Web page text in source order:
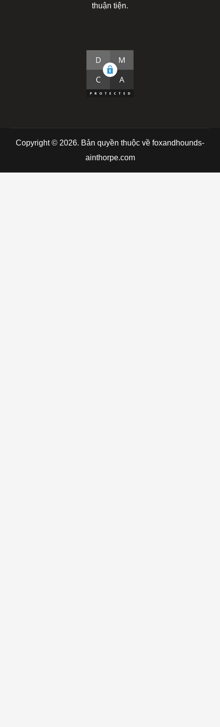
thuận tiện.
Copyright © 2026. Bản quyền thuộc về foxandhounds-
ainthorpe.com